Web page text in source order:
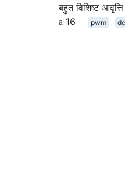
बहुत विशिष्ट
16
pwm